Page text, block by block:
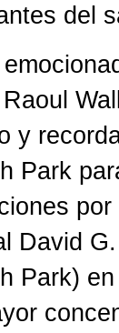
del
Raoul
y
Park
David
Park)